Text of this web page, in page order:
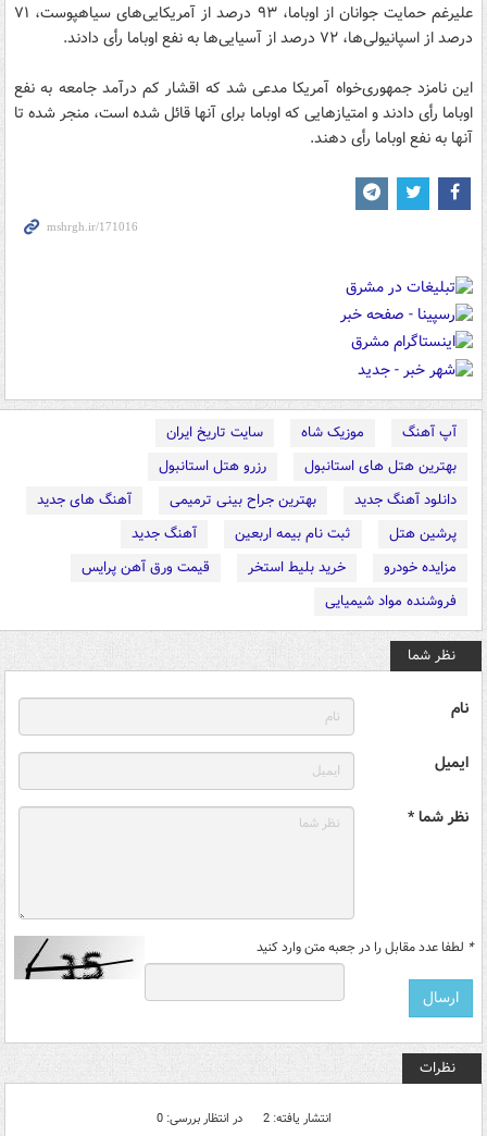
علیرغم حمایت جوانان از اوباما، ۹۳ درصد از آمریکایی‌های سیاهپوست، ۷۱
درصد از اسپانیولی‌ها، ۷۲ درصد از آسیایی‌ها به نفع اوباما رأی‌ دادند.
این نامزد جمهوری‌خواه آمریکا مدعی شد که اقشار کم درآمد جامعه به نفع
اوباما رأی دادند و امتیازهایی که اوباما برای آنها قائل شده است، منجر شده تا
آنها به نفع اوباما رأی دهند.
آپ آهنگ موزیک شاه
سایت تاریخ ایران
بهترین هتل های استانبول
رزرو هتل استانبول
دانلود آهنگ جدید
بهترین جراح بینی ترمیمی
آهنگ های جدید
پرشین هتل
ثبت نام بیمه اربعین
آهنگ جدید
مزایده خودرو
خرید بلیط استخر
قیمت ورق آهن پرایس
فروشنده مواد شیمیایی
نظر شما
نام
ایمیل
نظر شما *
* لطفا عدد مقابل را در جعبه متن وارد کنید
نظرات
انتشار یافته: 2 در انتظار بررسی: 0